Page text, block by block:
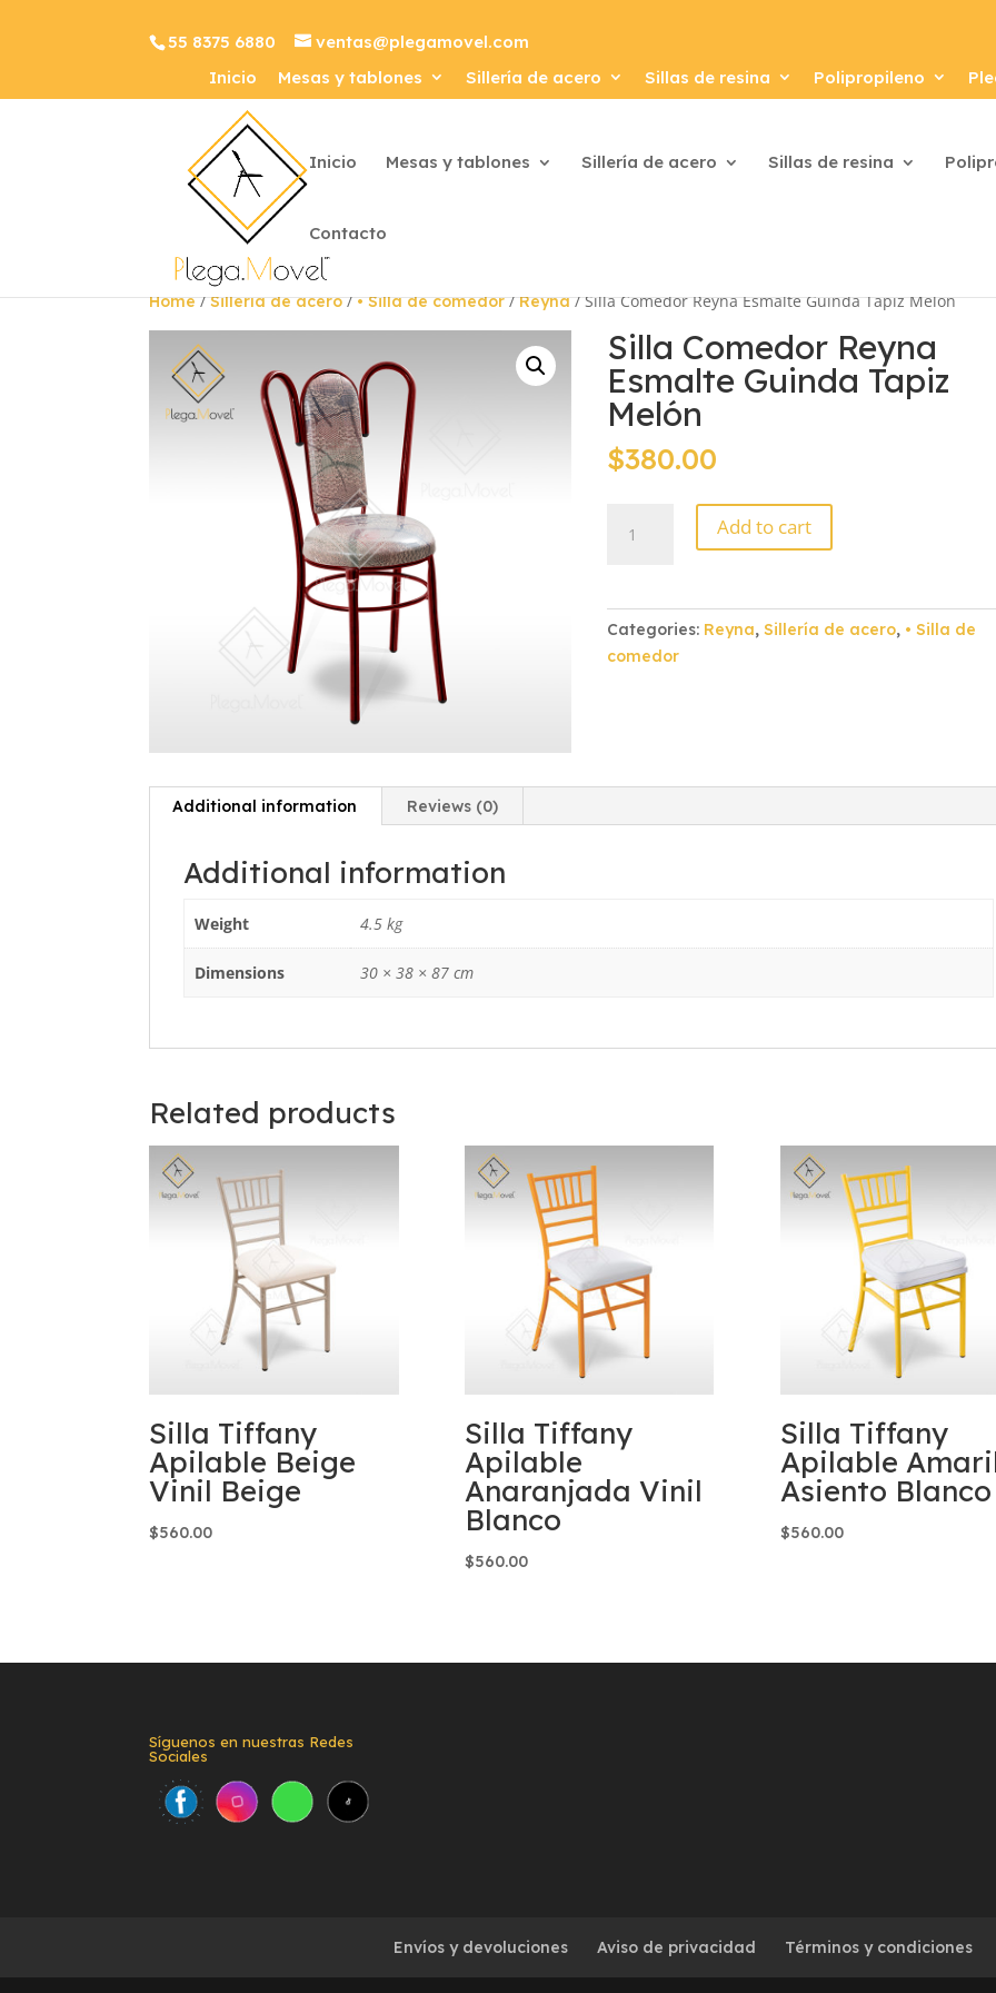
55 8375 6880
ventas@plegamovel.com
Inicio
Mesas y tablones Sillería de acero Sillas de resina Polipropileno
Inicio Mesas y tablones Sillería de acero Sillas de resina
Contacto
Home/Sillería de acero/• Silla de comedor/Reyna/ Silla Comedor Reyna Esmalte Guinda Tapiz Melón
Silla Comedor Reyna
Esmalte Guinda Tapiz
Melón
$380.00
Comedor
Melón
Add to cart
Categories: Reyna,Sillería de acero, • Silla de
comedor
Additional information Reviews (0)
Additional information
Weight 4.5 kg
Dimensions 30 × 38 × 87 cm
Related products
Silla Tiffany
Apilable Beige
Vinil Beige
$560.00
Silla Tiffany
Apilable
Anaranjada Vinil
Blanco
$560.00
Silla Tiffany
Apilable
Asiento Blanco
$560.00
Síguenos en nuestras Redes
Sociales
Envíos y devoluciones Aviso de privacidad Términos y condiciones